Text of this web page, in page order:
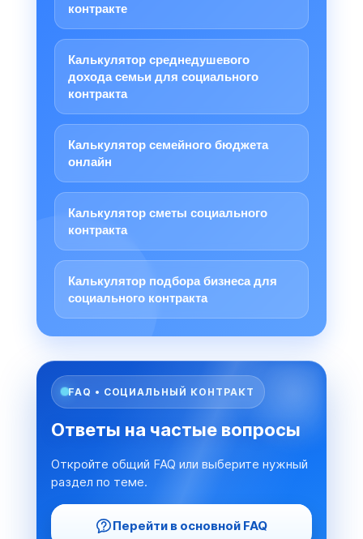
контракте
Калькулятор среднедушевого
дохода семьи для социального
контракта
Калькулятор семейного бюджета
онлайн
Калькулятор сметы социального
контракта
Калькулятор подбора бизнеса для
социального контракта
FAQ • СОЦИАЛЬНЫЙ КОНТРАКТ
Ответы на частые вопросы
Откройте общий FAQ или выберите нужный
раздел по теме.
Перейти в основной FAQ